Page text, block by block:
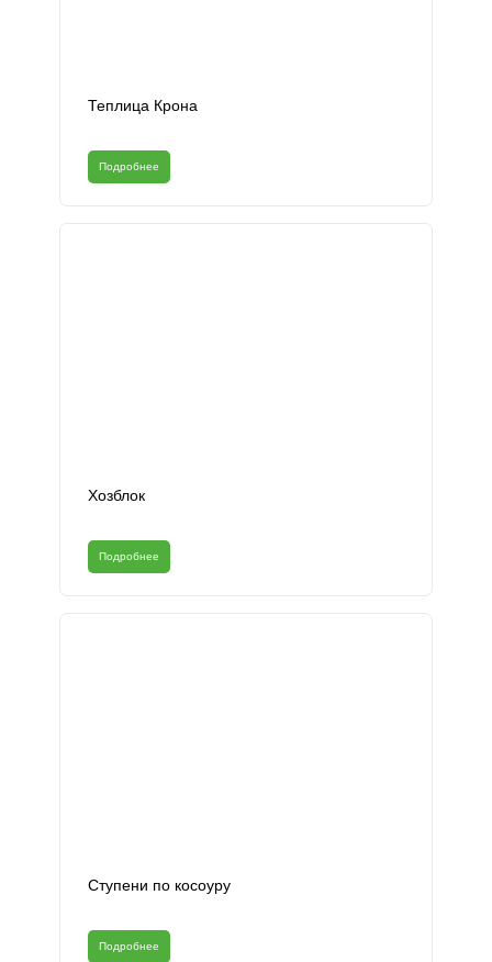
Теплица Крона
Подробнее
Хозблок
Подробнее
Ступени по косоуру
Подробнее